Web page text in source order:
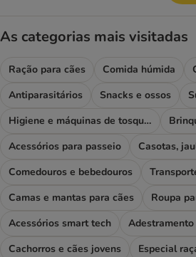
As categorias mais visitadas
Ração para cães Comida húmida
Antiparasitários
Snacks e ossos
Higiene e máquinas de tosquiar
Acessórios para passeio
Comedouros e bebedouros
Camas e mantas para cães
Roupa
Acessórios smart tech
Cachorros e cães jovens
Especial